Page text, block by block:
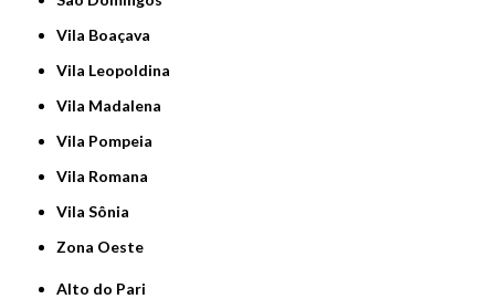
Vila Boaçava
Vila Leopoldina
Vila Madalena
Vila Pompeia
Vila Romana
Vila Sônia
Zona Oeste
Alto do Pari